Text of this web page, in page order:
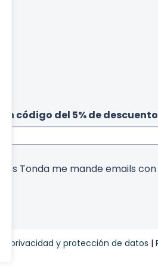
código del 5% de
Tonda me mande emails
privacidad y protección de datos |